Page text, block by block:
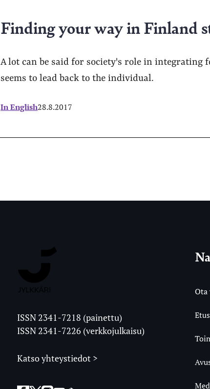
Finding your way in Finland
A lot can be said for society's role in
seems to lead back to the individual.
In English28.8.2017
Ylioppilaslehti
ISSN 2341-7218 (painettu)
ISSN 2341-7226 (verkkojulkaisu)
Katso yhteystiedot >
Ota